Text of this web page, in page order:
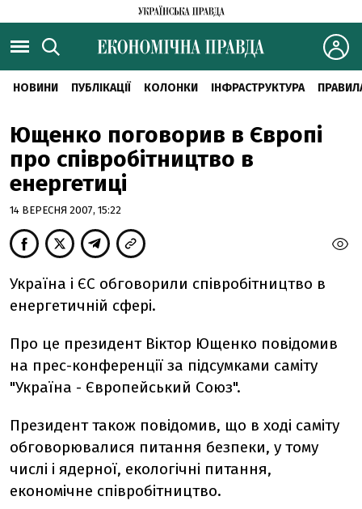
НОВИНИ ПУБЛІКАЦІЇ КОЛОНКИ ІНФРАСТРУКТУРА
Ющенко поговорив в Європі
про співробітництво в
енергетиці
14 ВЕРЕСНЯ 2007, 15:22
Україна і ЄС обговорили співробітництво в
енергетичній сфері.
Про це президент Віктор Ющенко повідомив
на прес-конференції за підсумками саміту
"Україна - Європейський Союз".
Президент також повідомив, що в ході саміту
обговорювалися питання безпеки, у тому
числі і ядерної, екологічні питання,
економічне співробітництво.